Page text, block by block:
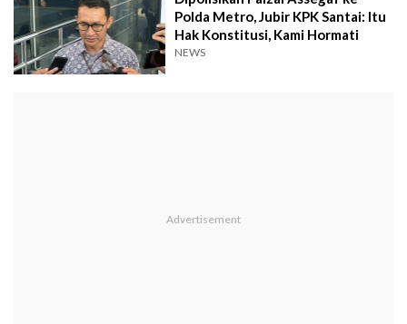
Polda Metro, Jubir KPK Santai: Itu
Hak Konstitusi, Kami Hormati
NEWS